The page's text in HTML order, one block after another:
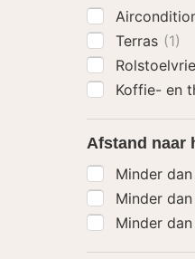
Terras (1)
Koffie- en
Afstand naar
Minder dan
Minder
Minder